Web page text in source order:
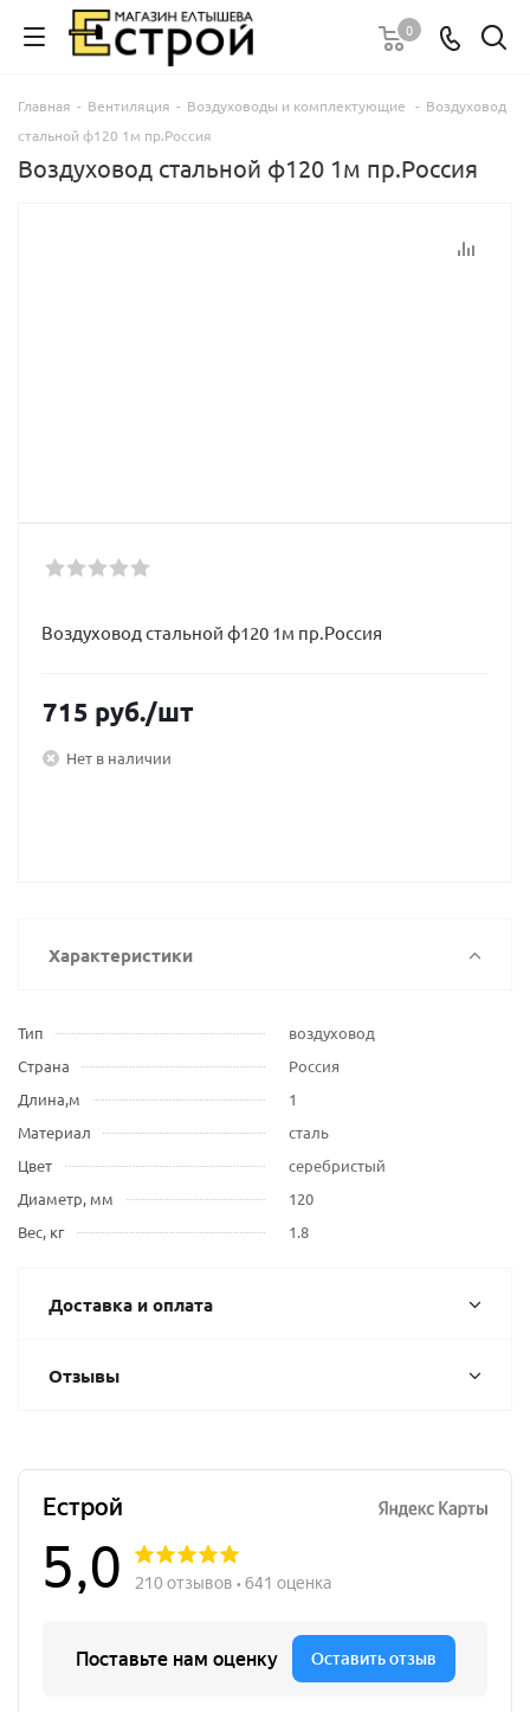
0
Главная - Вентиляция - Воздуховоды и комплектующие - Воздуховод
стальной ф120 1м пр.Россия
Воздуховод стальной ф120 1м пр.Россия
Воздуховод стальной ф120 1м пр.Россия
715 руб./шт
Нет в наличии
Характеристики
Тип
воздуховод
Страна
Россия
Длина,м
1
Материал
сталь
Цвет
серебристый
Диаметр, мм
120
Вес, кг
1.8
Доставка и оплата
Отзывы